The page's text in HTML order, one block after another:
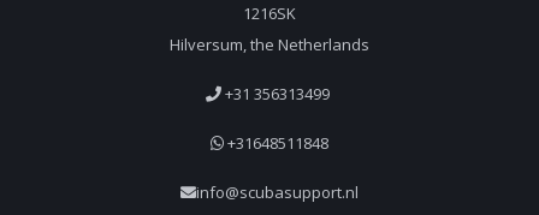
1216SK
Hilversum, the Netherlands
+31 356313499
+31648511848
info@scubasupport.nl